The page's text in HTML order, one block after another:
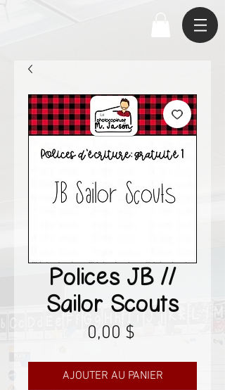
Polices JB //
Sailor Scouts
0,00 $Prix
AJOUTER AU PANIER